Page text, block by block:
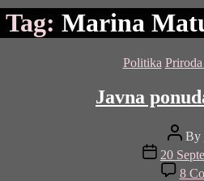
Tag: Marina
Politika
Javna
Post
author
By
Post
date
20
8